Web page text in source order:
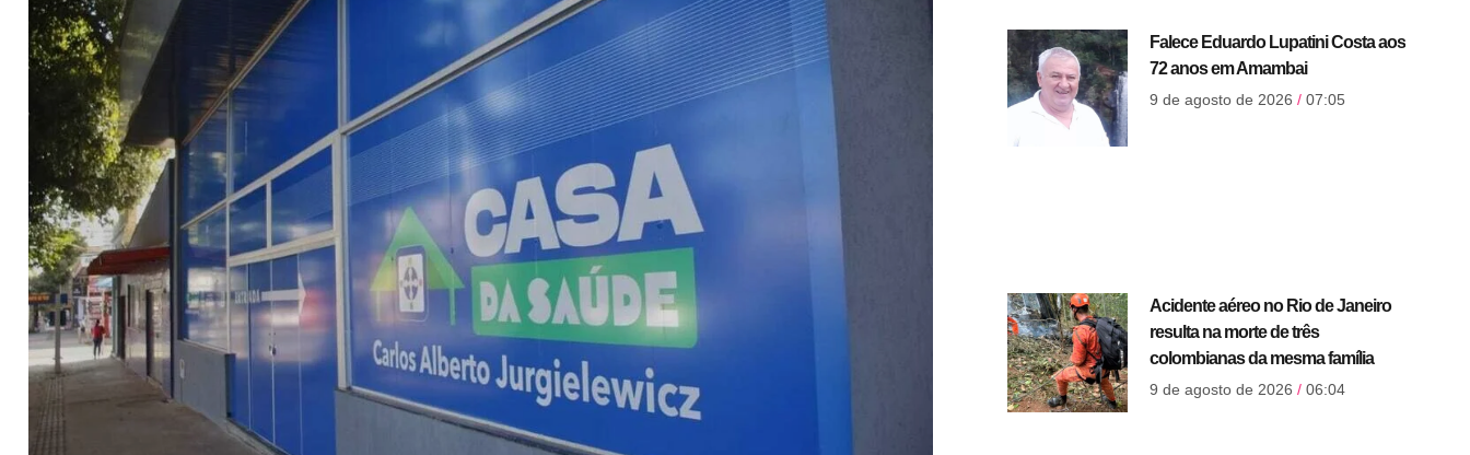
Falece Eduardo Lupatini Costa aos
72 anos em Amambai
9 de agosto de 2026 07:05
Acidente aéreo no Rio de Janeiro
resulta na morte de três
colombianas da mesma família
9 de agosto de 2026 06:04